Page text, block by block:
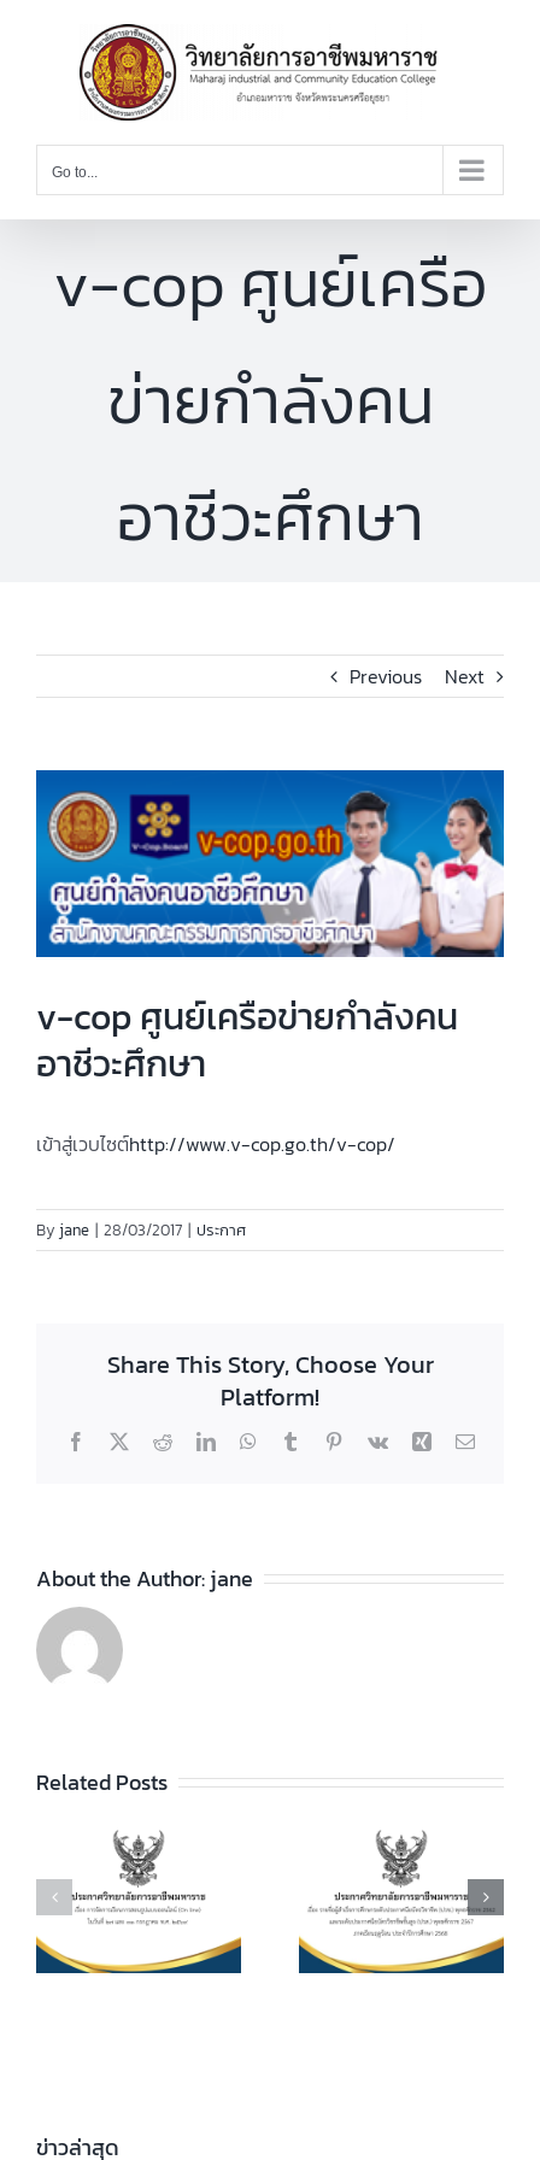
Go to...
v-cop ศูนย์เครือ
ข่ายกำลังคน
อาชีวะศึกษา
Previous Next
View
Larger
Image
v-cop ศูนย์เครือข่ายกำลังคน
อาชีวะศึกษา
เข้าสู่เวบไซต์http://www.v-cop.go.th/v-cop/
By jane | 28/03/2017 | ประกาศ
Share This Story, Choose Your
Platform!
Facebook
X RedditLinkedInWhatsApp
TumblrPinterest
Vk Xing Email
About the Author:jane
Related Postsศึกษาระดับ
ประกาศนียบัตร
วิชาชีพ (ปวช.)
พุทธศักราช
2562 และระดับ
ประกาศนียบัตร
ประกาศวิทยา
กำหนดการ และ
อัตราการจัดเก็บ
ค่าบำรุงการ
ศึกษา ค่า
หน่วยกิตรายวิชา
ข่าวล่าสุด